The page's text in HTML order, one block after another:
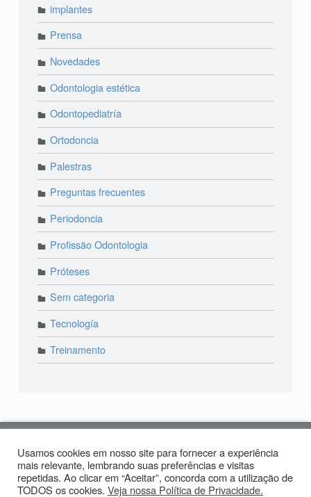
implantes
Prensa
Novedades
Odontologia estética
Odontopediatría
Ortodoncia
Palestras
Preguntas frecuentes
Periodoncia
Profissão Odontologia
Próteses
Sem categoria
Tecnología
Treinamento
© 2018 Lira Odonto | Paraíso: (11) 3373-4444 | Alto
de Pinheiros: (11) 2574-0958 | Produzido por:Tiago
Carvalho
Usamos cookies em nosso site para fornecer a experiência
mais relevante, lembrando suas preferências e visitas
repetidas. Ao clicar em “Aceitar”, concorda com a utilização de
TODOS os cookies. Veja nossa Política de Privacidade.